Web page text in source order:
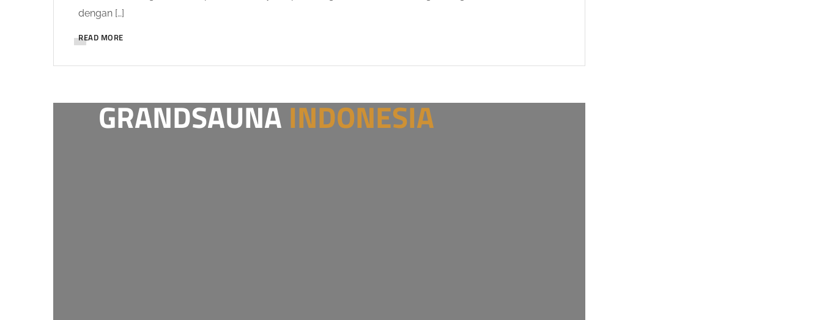
dengan […]
READ MORE
GRANDSAUNAINDONESIA